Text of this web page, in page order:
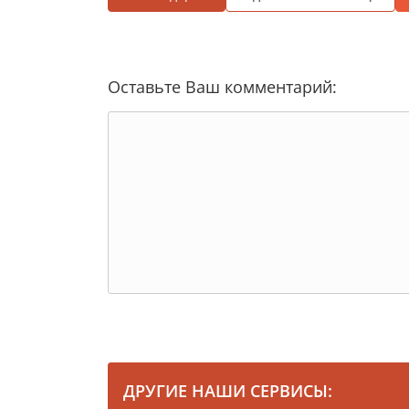
Оставьте Ваш комментарий:
ДРУГИЕ НАШИ СЕРВИСЫ: